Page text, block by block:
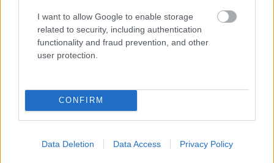
I want to allow Google to enable storage
related to security, including authentication
functionality and fraud prevention, and other
user protection.
CONFIRM
Data Deletion Data Access Privacy Policy
Έχει επίσης προγραμματιστεί παιδική ψυχαγωγία
με το DONIKKL Crew.